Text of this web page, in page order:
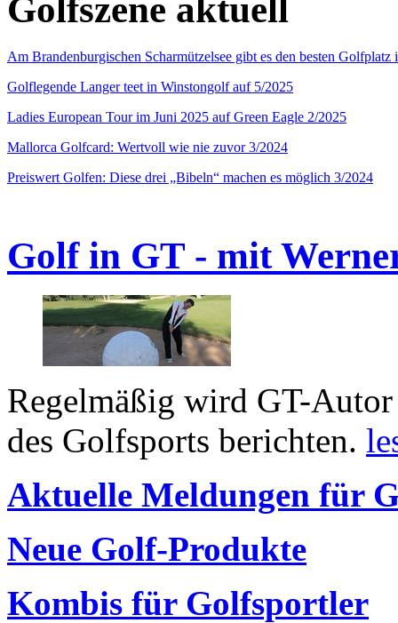
Golfszene aktuell
Am Brandenburgischen Scharmützelsee gibt es den besten
Golflegende Langer teet in Winstongolf auf 5/2025
Ladies European Tour im Juni 2025 auf Green Eagle 2/2025
Mallorca Golfcard: Wertvoll wie nie zuvor 3/2024
Preiswert Golfen: Diese drei „Bibeln“ machen es möglich 3/2024
Golf in GT - mit
Regelmäßig wird GT-
des Golfsports berichten.
Aktuelle Meldungen für
Neue Golf-Produkte
Kombis für Golfsportler